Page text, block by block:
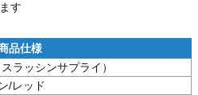
す
ラッシンサプライ）
/レッド